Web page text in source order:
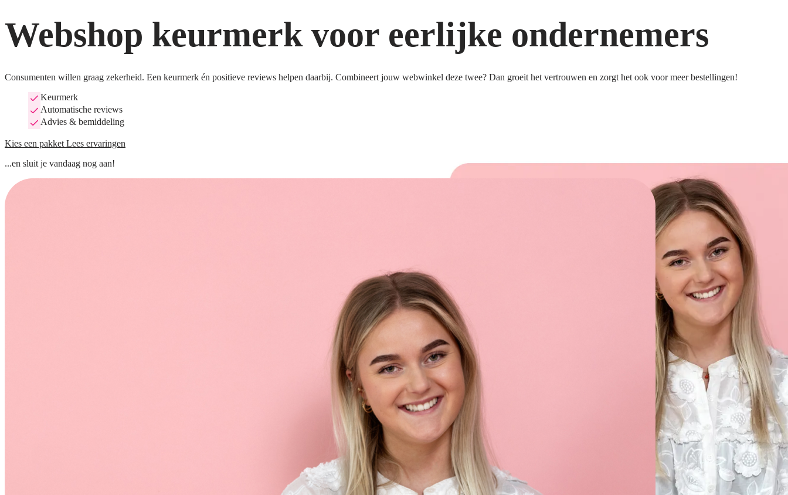
Webshop keurmerk voor eerlijke ondernemers
Consumenten willen graag zekerheid. Een keurmerk én positieve reviews helpen daarbij. Combineert jouw webwinkel deze twee? Dan groeit het vertrouwen en zorgt het ook voor meer bestellingen!
Keurmerk
Automatische reviews
Advies & bemiddeling
Kies een pakket Lees ervaringen
...en sluit je vandaag nog aan!